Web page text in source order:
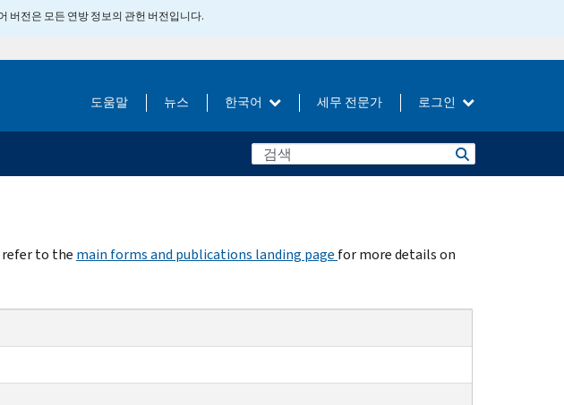
버전은 모든 연방 정보의 관헌 버전입니다.
도움말 뉴스 한국어 세무 전문가 로그인
refer to the main forms and publications landing page for more details on